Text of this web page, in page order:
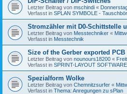
Letzter Beitrag von mschindi «
Verfasst in SPLAN SYMBOLE -
Stromzähler mit D0-Schittstelle
Letzter Beitrag von Messtechniker «
Verfasst in Messtechnik
Size of the Gerber exported PCB
Letzter Beitrag von nounours18200 «
Verfasst in SPRINT-LAYOUT
Spezialform Wolke
Letzter Beitrag von Chemnitzsurfer «
Verfasst in Thema: Anregungen zu sPlan